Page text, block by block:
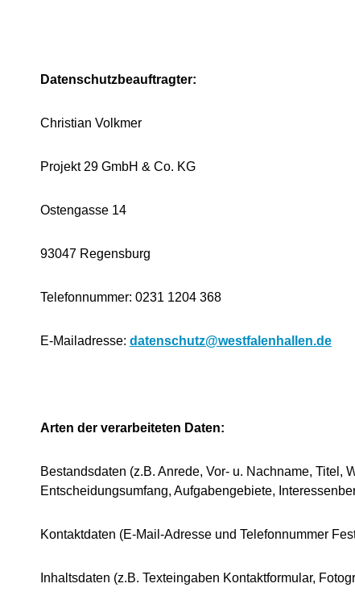
Datenschutzbeauftragter:
Christian Volkmer
Projekt 29 GmbH & Co. KG
Ostengasse 14
93047 Regensburg
Telefonnummer: 0231 1204 368
E-Mailadresse: datenschutz@westfalenhallen.de
Arten der verarbeiteten Daten:
Bestandsdaten (z.B. Anrede, Vor- u. Nachname,
Entscheidungsumfang, Aufgabengebiete,
Kontaktdaten (E-Mail-Adresse und Telefonnummer
Inhaltsdaten (z.B. Texteingaben Kontaktformular,